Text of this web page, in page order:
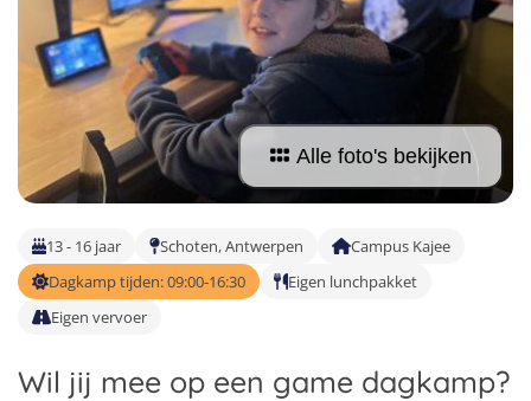
Vind jouw perfecte kamp
Beantwoord een paar korte vragen en wij doen de rest.
Alle foto's bekijken
13 - 16 jaar Schoten, Antwerpen
Campus Kajee
Dagkamp tijden: 09:00-16:30
Eigen lunchpakket
Eigen vervoer
Wil jij mee op een game dagkamp?